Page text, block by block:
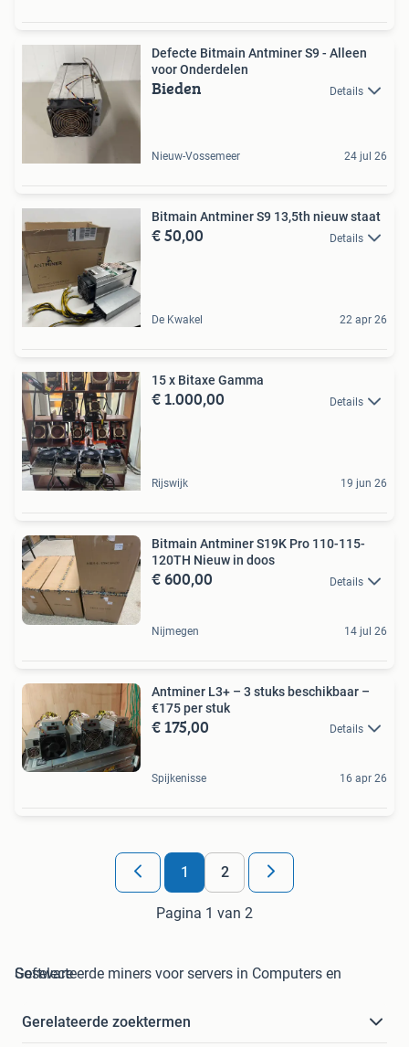
Defecte Bitmain Antminer S9 - Alleen
voor Onderdelen
Bieden Details
Nieuw-Vossemeer 24 jul 26
Bitmain Antminer S9 13,5th nieuw staat
€ 50,00 Details
De Kwakel 22 apr 26
15 x Bitaxe Gamma
€ 1.000,00 Details
Rijswijk 19 jun 26
Bitmain Antminer S19K Pro 110-115-
120TH Nieuw in doos
€ 600,00 Details
Nijmegen 14 jul 26
Antminer L3+ – 3 stuks beschikbaar –
€175 per stuk
€ 175,00 Details
Spijkenisse 16 apr 26
1 2
Pagina 1 van 2
Geselecteerde miners voor servers in Computers en Software
Gerelateerde zoektermen